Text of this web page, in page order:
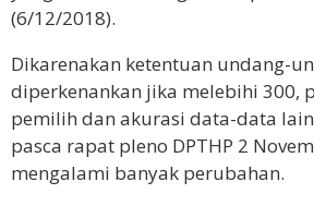
(6/12/2018).
Dikarenakan ketentuan undang-
diperkenankan jika melebihi 300,
pemilih dan akurasi data-data
pasca rapat pleno DPTHP 2
mengalami banyak perubahan.